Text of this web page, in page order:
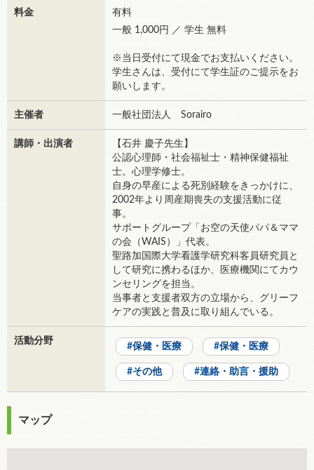
料金
有料
一般 1,000円 ／ 学生 無料
※当日受付にて現金でお支払いください。
学生さんは、受付にて学生証のご提示をお
願いします。
主催者 一般社団法人 Sorairo
講師・出演者
【石井 慶子先生】
公認心理師・社会福祉士・精神保健福祉
士。心理学修士。
自身の早産による死別経験をきっかけに、
2002年より周産期喪失の支援活動に従
事。
サポートグループ「お空の天使パパ＆ママ
の会（WAIS）」代表。
聖路加国際大学看護学研究科客員研究員と
して研究に携わるほか、医療機関にてカウ
ンセリングを担当。
当事者と支援者双方の立場から、グリーフ
ケアの実践と普及に取り組んでいる。
活動分野
保健・医療 保健・医療
その他 連絡・助言・援助
マップ